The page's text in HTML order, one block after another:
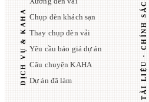
DỊCH VỤ & KAHA Chụp đèn khách sạn
Thay chụp đèn vải
Yêu cầu báo giá dự án
Câu chuyện KAHA
Dự án đã làm
TÀI LIỆU · CHÍNH SÁCH